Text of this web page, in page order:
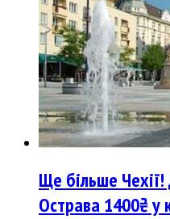
Ще більше
Острава 1400₴ у